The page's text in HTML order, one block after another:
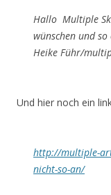
Hallo Multiple
wünschen und
Heike Führ/
Und hier noch ein
http://multiple-
nicht-so-an/